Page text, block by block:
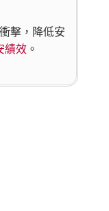
擊，降低安
績效 。